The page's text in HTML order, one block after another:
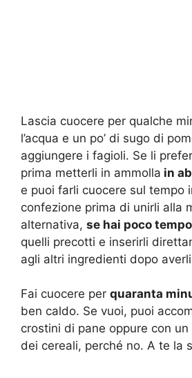
Lascia cuocere per qualche
l’acqua e un po’ di sugo di
aggiungere i fagioli. Se li
prima metterli in ammolla in
e puoi farli cuocere sul tempo
confezione prima di unirli alla
alternativa, se hai poco tempo
quelli precotti e inserirli
agli altri ingredienti dopo
Fai cuocere per quaranta
ben caldo. Se vuoi, puoi
crostini di pane oppure con un
dei cereali, perché no. A te la